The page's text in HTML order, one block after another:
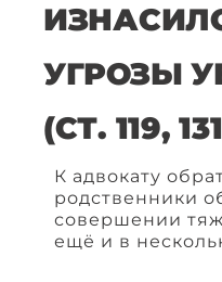
УГРОЗЫ
(СТ. 119,
К адвокату
родственники
совершении
ещё и в